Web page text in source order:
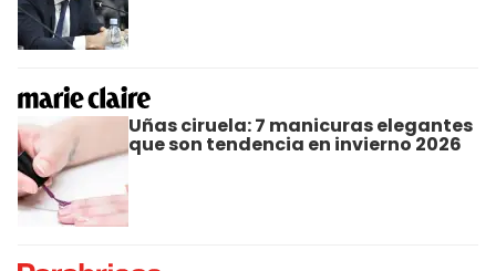
Uñas ciruela: 7 manicuras elegantes
que son tendencia en invierno 2026